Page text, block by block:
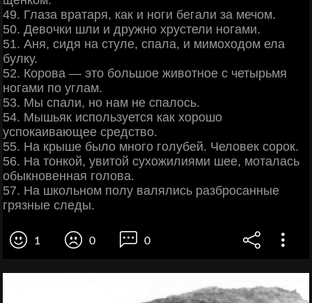
49. Глаза вратаря, как и ноги бегали за мечом.
50. Девочки шли и дружно хрустели ногами.
51. Аня, сидя на стуле, спала, и мимоходом ела
булку.
52. Корова — это большое животное с четырьмя
ногами по углам.
53. Мы спали, но нам не спалось.
54. Мышьяк используется как хорошо
успокаивающее средство.
55. На крыше было много голубей. Человек соpок.
56. На тонкой, увитой сухожилиями шее, моталась
обыкновенная голова.
57. На школьном полу валялись разбросанные
грязные следы.
1 0 0